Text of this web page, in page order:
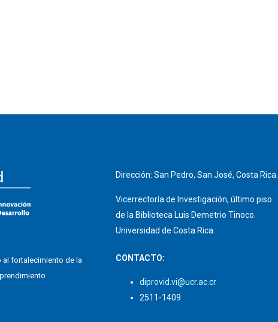
fortalecimiento de la
Dirección: San Pedro, San José, Costa Rica.
Vicerrectoría de Investigación, último piso
de la Biblioteca Luis Demetrio Tinoco.
Universidad de Costa Rica.
CONTACTO:
diprovid.vi@ucr.ac.cr
2511-1409